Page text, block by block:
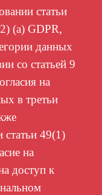
статьи
(а) GDPR,
данных
со статьей 9
на
в третьи
статьи 49(1)
на
доступ к